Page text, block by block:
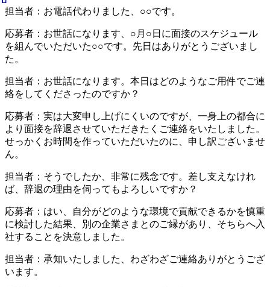
担当者：お電話代わりました、○○です。
応募者：お世話になります、○月○日に面接のスケジュール
を組んでいただいた○○です。先日はありがとうございまし
た。
担当者：お世話になります。本日はどのようなご用件でご連
絡をしてくださったのですか？
応募者：実は大変申し上げにくいのですが、一身上の都合に
より面接を辞退させていただきたくご連絡をいたしました。
せっかくお時間を作っていただいたのに、申し訳ございませ
ん。
担当者：そうでしたか、非常に残念です。差し支えなけれ
ば、辞退の理由を伺ってもよろしいですか？
応募者：はい、自分がどのような環境で貢献できるかを慎重
に検討した結果、別の企業さまとのご縁があり、そちらへ入
社することを決意しました。
担当者：承知いたしました、わざわざご連絡ありがとうござ
います。